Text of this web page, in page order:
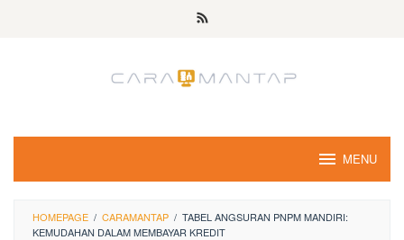
MENU
HOMEPAGE / CARAMANTAP / TABEL ANGSURAN PNPM MANDIRI:
KEMUDAHAN DALAM MEMBAYAR KREDIT